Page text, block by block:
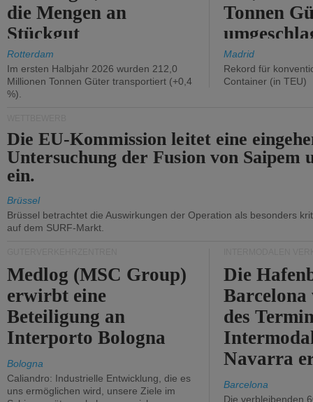
die Mengen an
Stückgut
zurückgingen.
Rotterdam
Im ersten Halbjahr 2026 wurden 212,0
Millionen Tonnen Güter transportiert (+0,4
%).
Tonnen
%).
Madrid
Rekord für
Container (in TEU)
Die EU-Kommission leitet eine
Untersuchung der Fusion von Saipem
ein.
Brüssel
Brüssel betrachtet die Auswirkungen der Operation als besonders
auf dem SURF-Markt.
Medlog (MSC Group)
erwirbt eine
Beteiligung an
Interporto Bologna
Bologna
Caliandro: Industrielle Entwicklung, die es
uns ermöglichen wird, unsere Ziele im
Die
des
Navarra
Barcelona
Die verbleibenden